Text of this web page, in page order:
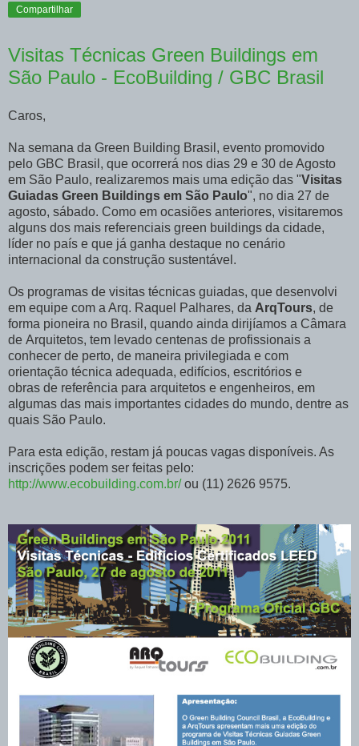
Compartilhar
Visitas Técnicas Green Buildings em
São Paulo - EcoBuilding / GBC Brasil
Caros,
Na semana da Green Building Brasil, evento promovido
pelo GBC Brasil, que ocorrerá nos dias 29 e 30 de Agosto
em São Paulo, realizaremos mais uma edição das "Visitas
Guiadas Green Buildings em São Paulo", no dia 27 de
agosto, sábado. Como em ocasiões anteriores, visitaremos
alguns dos mais referenciais green buildings da cidade,
líder no país e que já ganha destaque no cenário
internacional da construção sustentável.
Os programas de visitas técnicas guiadas, que desenvolvi
em equipe com a Arq. Raquel Palhares, da ArqTours, de
forma pioneira no Brasil, quando ainda dirijíamos a Câmara
de Arquitetos, tem levado centenas de profissionais a
conhecer de perto, de maneira privilegiada e com
orientação técnica adequada, edifícios, escritórios e
obras de referência para arquitetos e engenheiros, em
algumas das mais importantes cidades do mundo, dentre as
quais São Paulo.
Para esta edição, restam já poucas vagas disponíveis. As
inscrições podem ser feitas pelo:
http://www.ecobuilding.com.br/ou (11) 2626 9575.